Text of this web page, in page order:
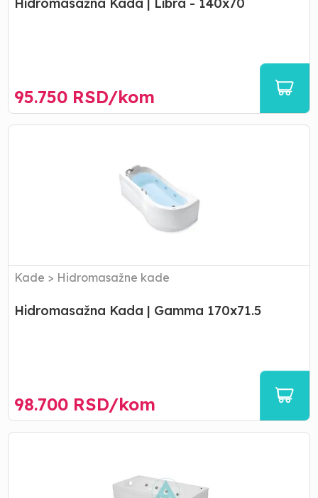
95.750 RSD/kom
Hidromasažna
Kade > Hidromasažne kade
Hidromasažna Kada | Gamma 170x71.5
98.700 RSD/kom
Hidromasažna